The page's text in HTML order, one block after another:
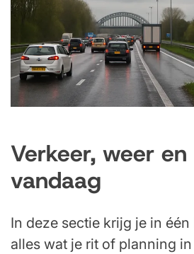
Verkeer, weer en
vandaag
In deze sectie krijg je in
alles wat je rit of planning